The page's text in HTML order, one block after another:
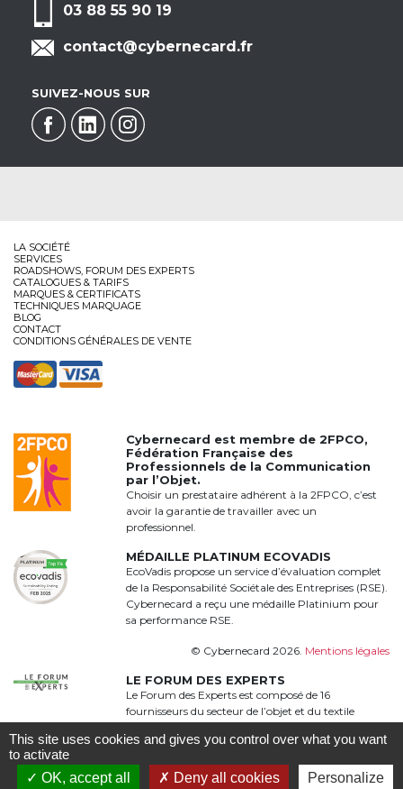
03 88 55 90 19
contact@cybernecard.fr
SUIVEZ-NOUS SUR
LA SOCIÉTÉ
SERVICES
ROADSHOWS, FORUM DES EXPERTS
CATALOGUES & TARIFS
MARQUES & CERTIFICATS
TECHNIQUES MARQUAGE
BLOG
CONTACT
CONDITIONS GÉNÉRALES DE VENTE
Cybernecard est membre de2FPCO,
Fédération Française des
Professionnels de la Communication
par l’Objet.
Choisir un prestataire adhérent à la 2FPCO, c’est
avoir la garantie de travailler avec un
professionnel.
MÉDAILLE PLATINUM ECOVADIS
EcoVadis propose un service d’évaluation complet
de la Responsabilité Sociétale des Entreprises (RSE).
Cybernecard a reçu une médaille Platinium pour
sa performance RSE.
© Cybernecard 2026. Mentions légales
LE FORUM DES EXPERTS
Le Forum des Experts est composé de 16
fournisseurs du secteur de l’objet et du textile
qualitative et complémentaire à 360°
This site uses cookies and gives you control over what you want
to activate
OK, accept all
Deny all cookies Personalize